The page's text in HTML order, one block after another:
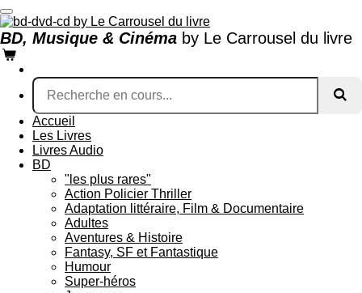
Passer
au
contenu
principal
BD, Musique & Cinéma by Le Carrousel du livre
Accueil
Les Livres
Livres Audio
BD
"les plus rares"
Action Policier Thriller
Adaptation littéraire, Film & Documentaire
Adultes
Aventures & Histoire
Fantasy, SF et Fantastique
Humour
Super-héros